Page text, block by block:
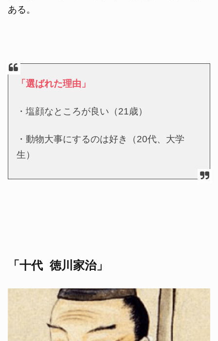
ある。
「選ばれた理由」
・塩顔なところが良い （21歳）
・動物大事にするのは好き（20代、大学
生）
「十代 徳川家治」